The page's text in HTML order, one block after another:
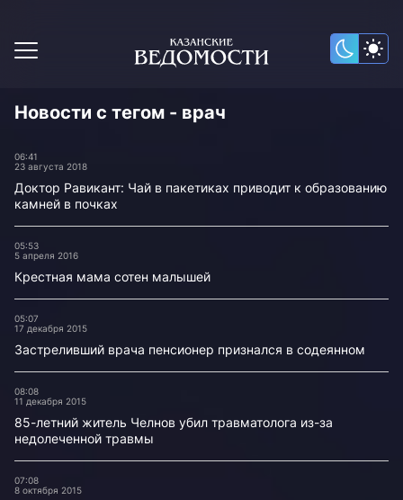
Новости с тегом - врач
06:41
23 августа 2018
Доктор Равикант: Чай в пакетиках приводит к образованию
камней в почках
05:53
5 апреля 2016
Крестная мама сотен малышей
05:07
17 декабря 2015
Застреливший врача пенсионер признался в содеянном
08:08
11 декабря 2015
85-летний житель Челнов убил травматолога из-за
недолеченной травмы
07:08
8 октября 2015